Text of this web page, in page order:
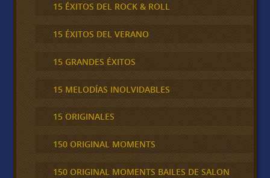
15 ÉXITOS DEL ROCK & ROLL
15 ÉXITOS DEL VERANO
15 GRANDES ÉXITOS
15 MELODÍAS INOLVIDABLES
15 ORIGINALES
150 ORIGINAL MOMENTS
150 ORIGINAL MOMENTS BAILES DE SALON